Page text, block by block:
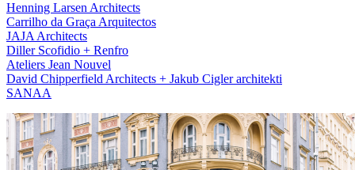
Henning Larsen Architects
Carrilho da Graça Arquitectos
JAJA Architects
Diller Scofidio + Renfro
Ateliers Jean Nouvel
David Chipperfield Architects + Jakub Cigler architekti
SANAA